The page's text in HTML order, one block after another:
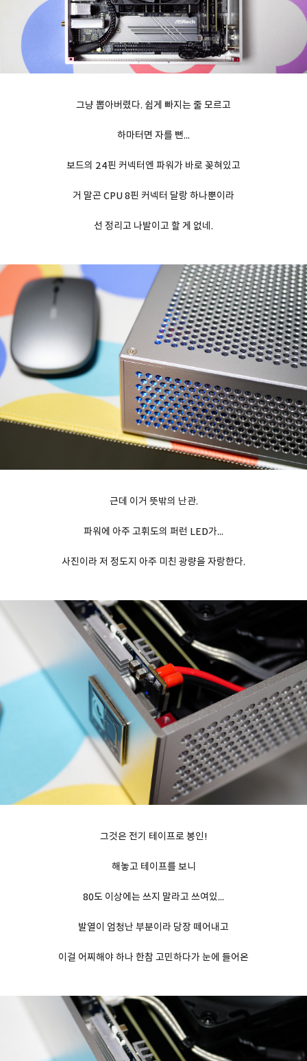
그냥 뽑아버렸다. 쉽게 빠지는 줄 모르고
하마터면 자를 뻔...
보드의 24핀 커넥터엔 파워가 바로 꽂혀있고
거 말곤 CPU 8핀 커넥터 달랑 하나뿐이라
선 정리고 나발이고 할 게 없네.
근데 이거 뜻밖의 난관.
파워에 아주 고휘도의 퍼런 LED가...
사진이라 저 정도지 아주 미친 광량을 자랑한다.
그것은 전기 테이프로 봉인!
해놓고 테이프를 보니
80도 이상에는 쓰지 말라고 쓰여있...
발열이 엄청난 부분이라 당장 떼어내고
이걸 어찌해야 하나 한참 고민하다가 눈에 들어온